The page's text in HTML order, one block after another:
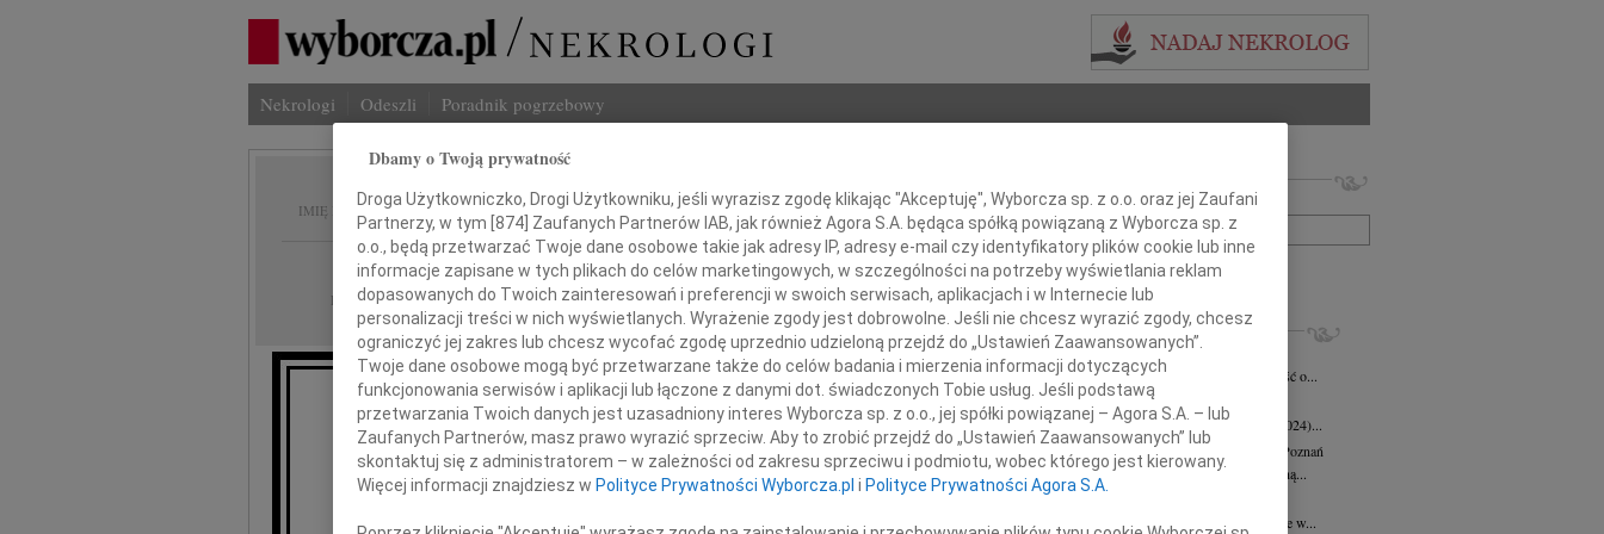
Nekrologi Odeszli Poradnik pogrzebowy
IMIĘ I NAZWISKO: Wojciech Kalwat
REGION: Poznań
DATA EMISJI: 17.02.2022
Z wielkim smutkiem przyjęliśmy wiadomość,
że w wieku 70 lat zmarł nasz kolega, aktor i nauczyciel
Imię i nazwisko lub numer ogłoszenia:
+ szukanie zaawansowane
INNE NEKROLOGI
Elżbieta Fikus 05.08.2026Poznań
Z głębokim smutkiem przyjęliśmy wiadomość o...
Alina Augustynowicz
Alina Augustynowicz z domu Hinz (1979-2024)...
Małgorzata Oleśkowicz-Popiel
Poznań
Z głębokim smutkiem żegnamy naszą wybitną...
Witold Szulc
Z głębokim żalem przyjęliśmy wiadomość, że w...
Dbamy o Twoją prywatność
Droga Użytkowniczko, Drogi Użytkowniku, jeśli wyrazisz zgodę klikając "Akceptuję", Wyborcza sp. z o.o. oraz jej Zaufani
Partnerzy, w tym [874] Zaufanych Partnerów IAB, jak również Agora S.A. będąca spółką powiązaną z Wyborcza sp. z
o.o., będą przetwarzać Twoje dane osobowe takie jak adresy IP, adresy e-mail czy identyfikatory plików cookie lub inne
informacje zapisane w tych plikach do celów marketingowych, w szczególności na potrzeby wyświetlania reklam
dopasowanych do Twoich zainteresowań i preferencji w swoich serwisach, aplikacjach i w Internecie lub
personalizacji treści w nich wyświetlanych. Wyrażenie zgody jest dobrowolne. Jeśli nie chcesz wyrazić zgody, chcesz
ograniczyć jej zakres lub chcesz wycofać zgodę uprzednio udzieloną przejdź do „Ustawień Zaawansowanych”.
Twoje dane osobowe mogą być przetwarzane także do celów badania i mierzenia informacji dotyczących
funkcjonowania serwisów i aplikacji lub łączone z danymi dot. świadczonych Tobie usług. Jeśli podstawą
przetwarzania Twoich danych jest uzasadniony interes Wyborcza sp. z o.o., jej spółki powiązanej – Agora S.A. – lub
Zaufanych Partnerów, masz prawo wyrazić sprzeciw. Aby to zrobić przejdź do „Ustawień Zaawansowanych” lub
skontaktuj się z administratorem – w zależności od zakresu sprzeciwu i podmiotu, wobec którego jest kierowany.
Więcej informacji znajdziesz w Polityce Prywatności Wyborcza.pl i Polityce Prywatności Agora S.A.